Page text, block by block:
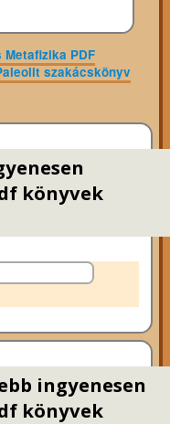
PDF
szakácskönyv
könyvek
ingyenesen
könyvek